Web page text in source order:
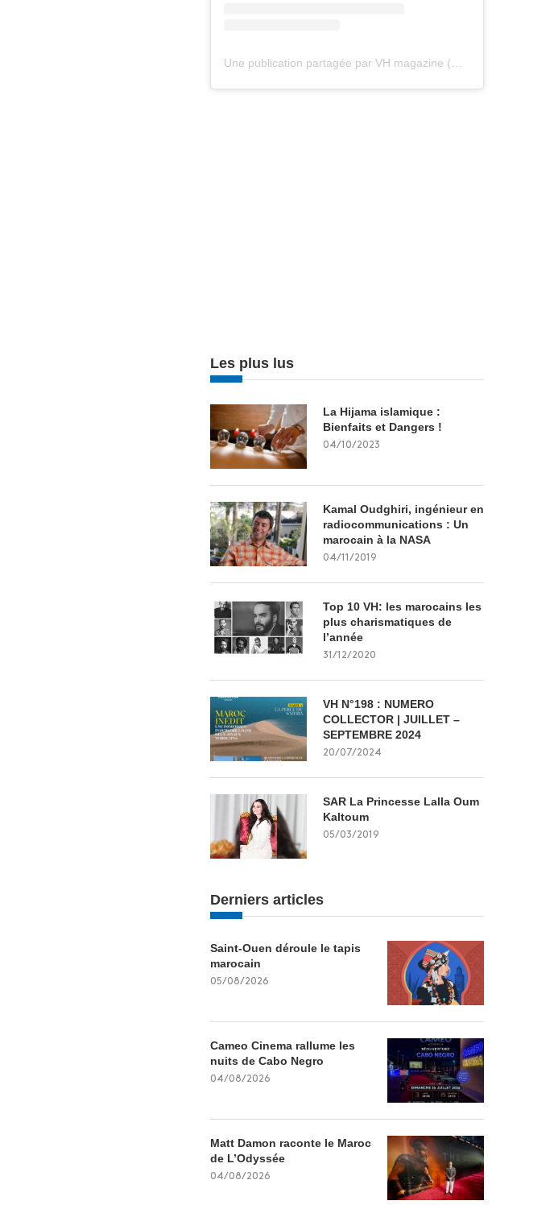
Les plus lus
La Hijama islamique :
Bienfaits et Dangers !
04/10/2023
Kamal Oudghiri, ingénieur en
radiocommunications : Un
marocain à la NASA
04/11/2019
Top 10 VH: les marocains les
plus charismatiques de
l’année
31/12/2020
VH N°198 : NUMERO
COLLECTOR | JUILLET –
SEPTEMBRE 2024
20/07/2024
SAR La Princesse Lalla Oum
Kaltoum
05/03/2019
Derniers articles
Saint-Ouen déroule le tapis
marocain
05/08/2026
Cameo Cinema rallume les
nuits de Cabo Negro
04/08/2026
Matt Damon raconte le Maroc
de L’Odyssée
04/08/2026